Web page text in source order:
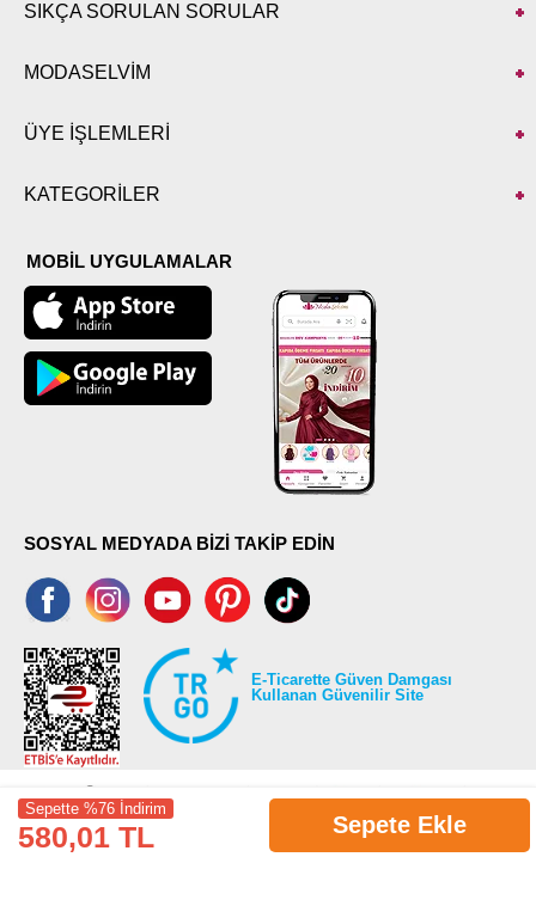
Sepette %76 İndirim
580,01 TL Sepete Ekle
SIKÇA SORULAN SORULAR
MODASELVİM
ÜYE İŞLEMLERİ
KATEGORİLER
MOBİL UYGULAMALAR
SOSYAL MEDYADA BİZİ TAKİP EDİN
E-Ticarette Güven Damgası
Kullanan Güvenilir Site
©2026 Tüm modaselvim.com hakları saklıdır.